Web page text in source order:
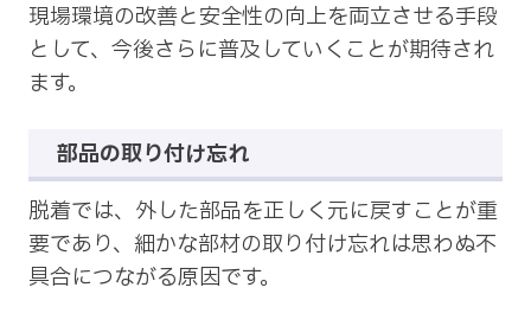
現場環境の改善と安全性の向上を両立させる手段
として、今後さらに普及していくことが期待され
ます。
部品の取り付け忘れ
脱着では、外した部品を正しく元に戻すことが重
要であり、細かな部材の取り付け忘れは思わぬ不
具合につながる原因です。